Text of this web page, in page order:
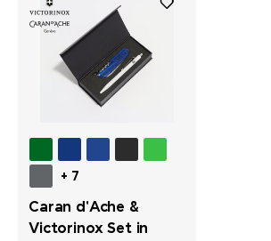
+ 7
Caran d'Ache &
Victorinox Set in